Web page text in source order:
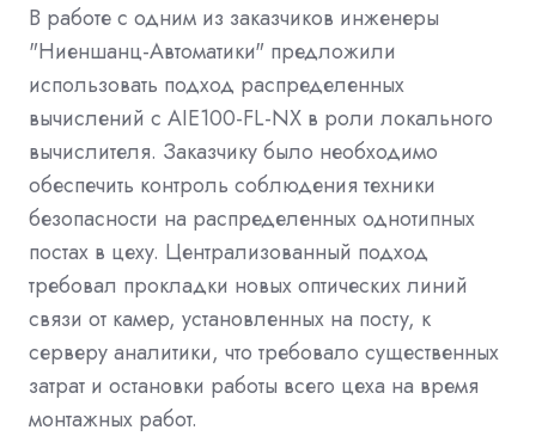
В работе с одним из заказчиков инженеры
"Ниеншанц-Автоматики" предложили
использовать подход распределенных
вычислений с AIE100-FL-NX в роли локального
вычислителя. Заказчику было необходимо
обеспечить контроль соблюдения техники
безопасности на распределенных однотипных
постах в цеху. Централизованный подход
требовал прокладки новых оптических линий
связи от камер, установленных на посту, к
серверу аналитики, что требовало существенных
затрат и остановки работы всего цеха на время
монтажных работ.